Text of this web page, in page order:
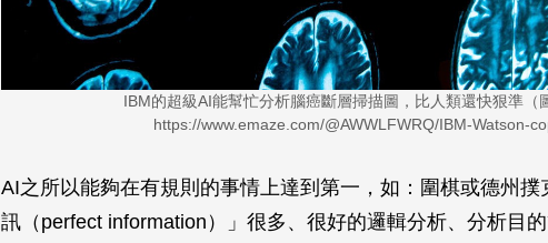
IBM的超級AI能幫忙分析腦癌斷層掃描圖，比人類還快狠準（
https://www.emaze.com/@AWWLFWRQ/IBM-Watson-
AI之所以能夠在有規則的事情上達到第一，如：圍棋或德州撲
訊（perfect information）」很多、很好的邏輯分析、分析目